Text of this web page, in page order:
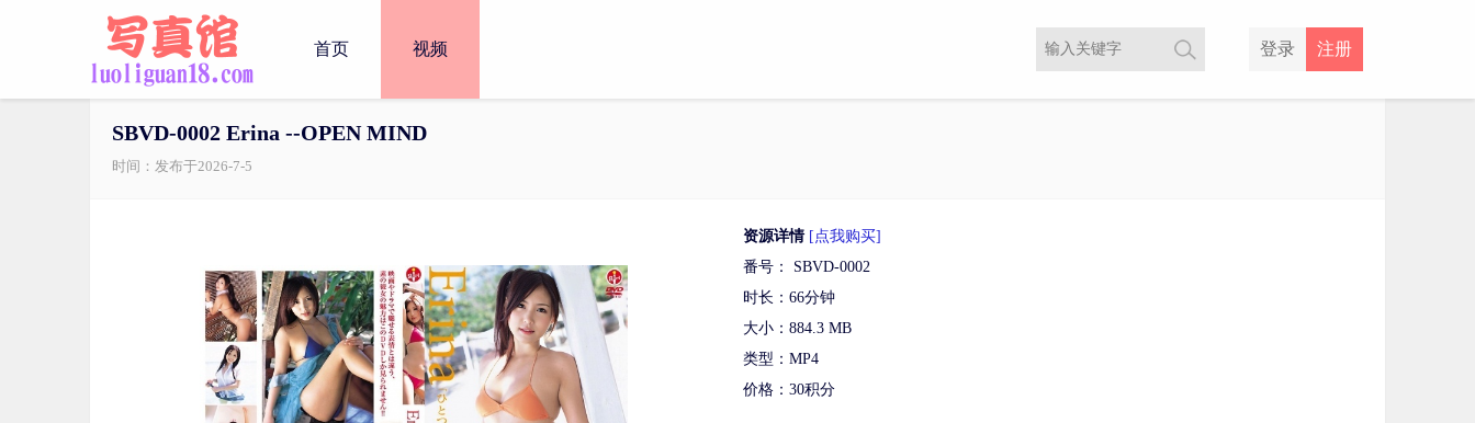
注册
登录
首页 视频
SBVD-0002 Erina --OPEN MIND
时间：发布于2026-7-5
资源详情 [点我购买]
番号： SBVD-0002
时长：66分钟
大小：884.3 MB
类型：MP4
价格：30积分